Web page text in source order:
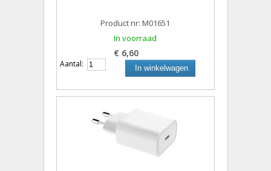
Product nr: M01651
In voorraad
€ 6,60
Aantal: In winkelwagen